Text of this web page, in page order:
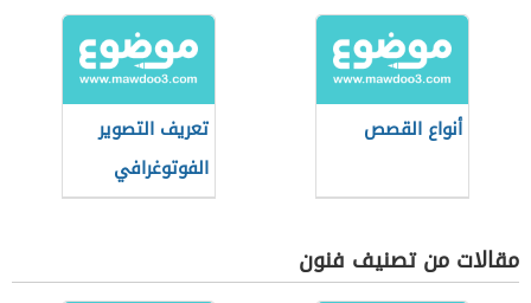
أنواع القصص
تعريف التصوير
الفوتوغرافي
مقالات من تصنيف فنون